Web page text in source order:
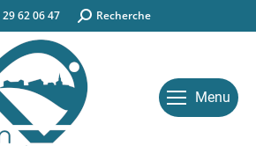
29 62 06 47 Search:Recherche
Menu